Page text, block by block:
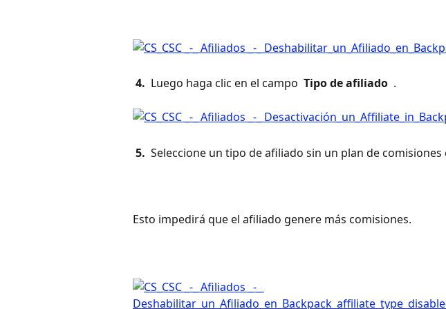
4. Luego haga clic en el campo Tipo de afiliado .
5. Seleccione un tipo de afiliado sin un plan de comisiones
Esto impedirá que el afiliado genere más comisiones.